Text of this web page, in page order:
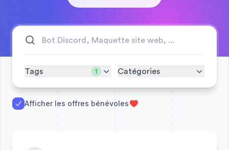
Tags 1 Catégories
Afficher les offres bénévoles